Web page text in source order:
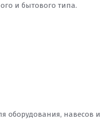
и бытового типа.
оборудования, навесов и